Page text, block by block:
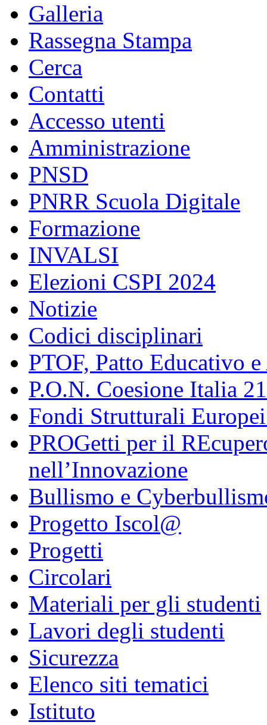
Galleria
Rassegna Stampa
Cerca
Contatti
Accesso utenti
Amministrazione
PNSD
PNRR Scuola Digitale
Formazione
INVALSI
Elezioni CSPI 2024
Notizie
Codici disciplinari
PTOF, Patto Educativo
P.O.N. Coesione Italia
Fondi Strutturali
PROGetti per il
nell’Innovazione
Bullismo e
Progetto Iscol@
Progetti
Circolari
Materiali per gli studenti
Lavori degli studenti
Sicurezza
Elenco siti tematici
Istituto